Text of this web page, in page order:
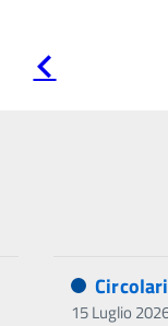
precedente
Circolari
15 Luglio